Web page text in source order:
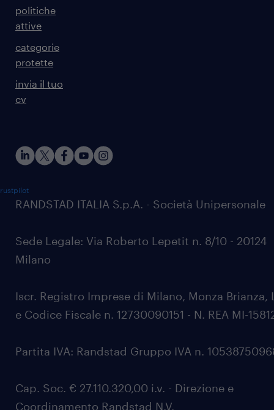
politiche
attive
categorie
protette
invia il tuo
cv
RANDSTAD ITALIA S.p.A. - Società Unipersonale
Sede Legale: Via Roberto Lepetit n. 8/10 - 20124
Milano
Iscr. Registro Imprese di Milano, Monza Brianza,
e Codice Fiscale n. 12730090151 - N. REA MI-
Partita IVA: Randstad Gruppo IVA n.
Cap. Soc. € 27.110.320,00 i.v. - Direzione e
Coordinamento Randstad N.V.